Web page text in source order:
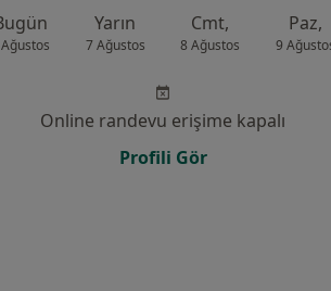
Yarın
7 Ağustos
Cmt,
8 Ağustos
Paz,
9
Online randevu erişime kapalı
Profili Gör